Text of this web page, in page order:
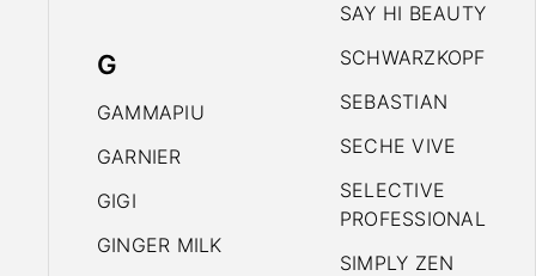
G
GAMMAPIU
GARNIER
GIGI
GINGER MILK
SAY HI BEAUTY
SCHWARZKOPF
SEBASTIAN
SECHE VIVE
SELECTIVE
PROFESSIONAL
SIMPLY ZEN